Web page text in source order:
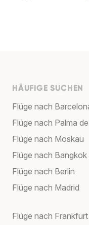
HÄUFIGE SUCHEN
Flüge nach
Flüge nach Palma
Flüge nach Moskau
Flüge nach Bangkok
Flüge nach Berlin
Flüge nach Madrid
Flüge nach